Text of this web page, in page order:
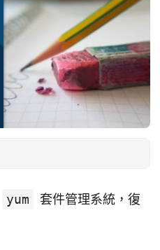
yum
套件管理系統，復